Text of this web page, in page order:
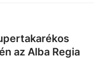
az Alba Regia